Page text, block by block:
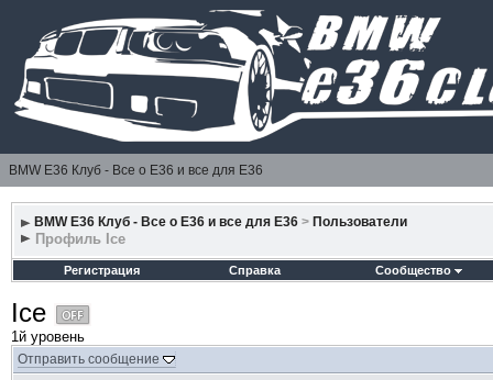
BMW E36 Клуб - Все о Е36 и все для Е36
BMW E36 Клуб - Все о Е36 и все для Е36 > Пользователи
Профиль Ice
Регистрация Справка Сообщество
Ice
1й уровень
Отправить сообщение